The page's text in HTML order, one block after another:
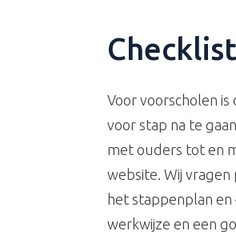
Voor voorscholen is
voor stap na te
met ouders tot en
website. Wij
het stappenplan
werkwijze en een